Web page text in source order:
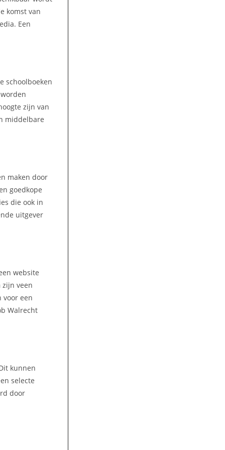
komst van
Een
schoolboeken
zijn van
middelbare
maken door
goedkope
die ook in
uitgever
website
veen
voor een
Walrecht
kunnen
selecte
door